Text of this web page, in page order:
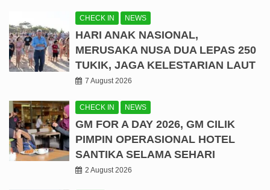
CHECK IN NEWS
HARI ANAK NASIONAL,
MERUSAKA NUSA DUA LEPAS 250
TUKIK, JAGA KELESTARIAN LAUT
7 August 2026
CHECK IN NEWS
GM FOR A DAY 2026, GM CILIK
PIMPIN OPERASIONAL HOTEL
SANTIKA SELAMA SEHARI
2 August 2026